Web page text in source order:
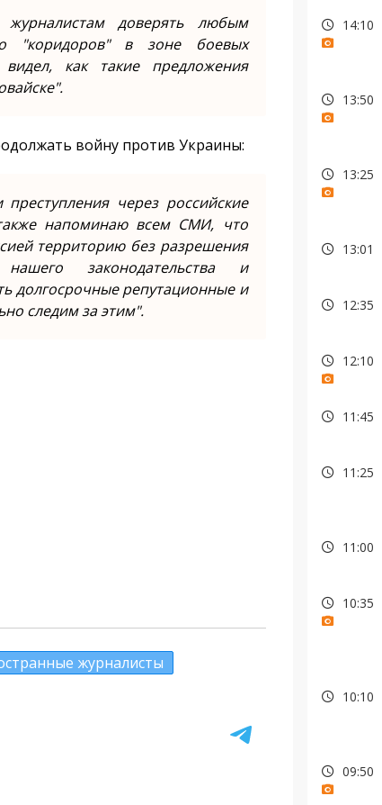
доверять любым
"коридоров" в зоне боевых
как такие предложения
войну против Украины:
через российские
напоминаю всем СМИ, что
территорию без разрешения
законодательства и
долгосрочные репутационные и
следим за этим".
журналисты
14:10
13:50
13:25
13:01
12:35
12:10
11:45
11:25
11:00
10:35
10:10
09:50